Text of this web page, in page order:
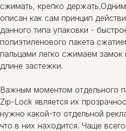
сжимать, крепко
описан как сам принцип
данного типа упаковки -
полиэтиленового пакета
пальцами легко сжимаем
длине застежки.
Важным моментом отдельного
Zip-Lock является их
нужно какой-то отдельной
что в них находится. Чаще